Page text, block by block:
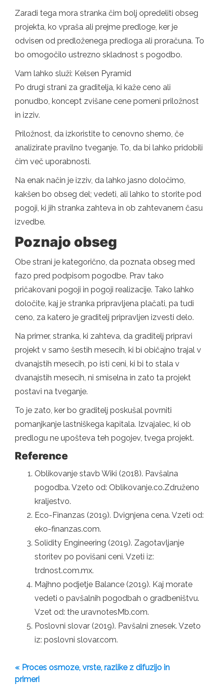
Zaradi tega mora stranka čim bolj opredeliti obseg
projekta, ko vpraša ali prejme predloge, ker je
odvisen od predloženega predloga ali proračuna. To
bo omogočilo ustrezno skladnost s pogodbo.
Vam lahko služi: Kelsen Pyramid
Po drugi strani za graditelja, ki kaže ceno ali
ponudbo, koncept zvišane cene pomeni priložnost
in izziv.
Priložnost, da izkoristite to cenovno shemo, če
analizirate pravilno tveganje. To, da bi lahko pridobili
čim več uporabnosti.
Na enak način je izziv, da lahko jasno določimo,
kakšen bo obseg del; vedeti, ali lahko to storite pod
pogoji, ki jih stranka zahteva in ob zahtevanem času
izvedbe.
Poznajo obseg
Obe strani je kategorično, da poznata obseg med
fazo pred podpisom pogodbe. Prav tako
pričakovani pogoji in pogoji realizacije. Tako lahko
določite, kaj je stranka pripravljena plačati, pa tudi
ceno, za katero je graditelj pripravljen izvesti delo.
Na primer, stranka, ki zahteva, da graditelj pripravi
projekt v samo šestih mesecih, ki bi običajno trajal v
dvanajstih mesecih, po isti ceni, ki bi to stala v
dvanajstih mesecih, ni smiselna in zato ta projekt
postavi na tveganje.
To je zato, ker bo graditelj poskušal povrniti
pomanjkanje lastniškega kapitala. Izvajalec, ki ob
predlogu ne upošteva teh pogojev, tvega projekt.
Reference
Oblikovanje stavb Wiki (2018). Pavšalna
pogodba. Vzeto od: Oblikovanje.co.Združeno
kraljestvo.
Eco-Finanzas (2019). Dvignjena cena. Vzeti od:
eko-finanzas.com.
Solidity Engineering (2019). Zagotavljanje
storitev po povišani ceni. Vzeti iz:
trdnost.com.mx.
Majhno podjetje Balance (2019). Kaj morate
vedeti o pavšalnih pogodbah o gradbeništvu.
Vzet od: the uravnotesMb.com.
Poslovni slovar (2019). Pavšalni znesek. Vzeto
iz: poslovni slovar.com.
« Proces osmoze, vrste, razlike z difuzijo in
primeri